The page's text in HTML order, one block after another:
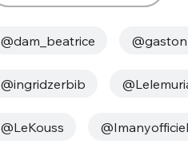
@dam_beatrice
@ingridzerbib
@LeKouss @Imanyofficiel